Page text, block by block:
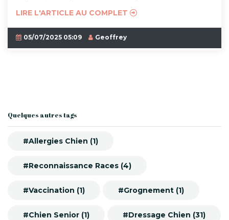
LIRE L'ARTICLE AU COMPLET
05/07/2025 05:09 Geoffrey
Quelques autres tags
#Allergies Chien (1)
#Reconnaissance Races (4)
#Vaccination (1) #Grognement (1)
#Chien Senior (1) #Dressage Chien (31)